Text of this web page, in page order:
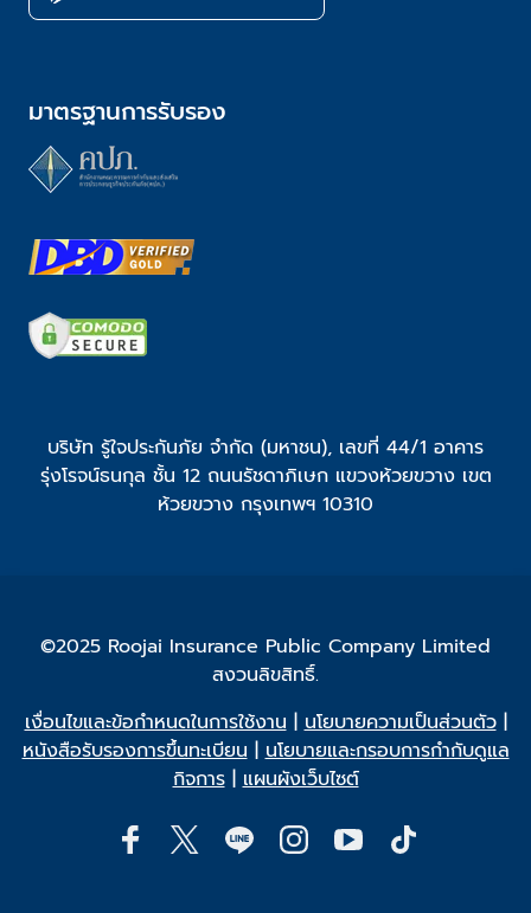
มาตรฐานการรับรอง
บริษัท รู้ใจประกันภัย จำกัด (มหาชน), เลขที่ 44/1 อาคาร
รุ่งโรจน์ธนกุล ชั้น 12 ถนนรัชดาภิเษก แขวงห้วยขวาง เขต
ห้วยขวาง กรุงเทพฯ 10310
©2025 Roojai Insurance Public Company Limited
สงวนลิขสิทธิ์.
เงื่อนไขและข้อกำหนดในการใช้งาน|นโยบายความเป็นส่วนตัว|
หนังสือรับรองการขึ้นทะเบียน|นโยบายและกรอบการกำกับดูแล
กิจการ|แผนผังเว็บไซต์